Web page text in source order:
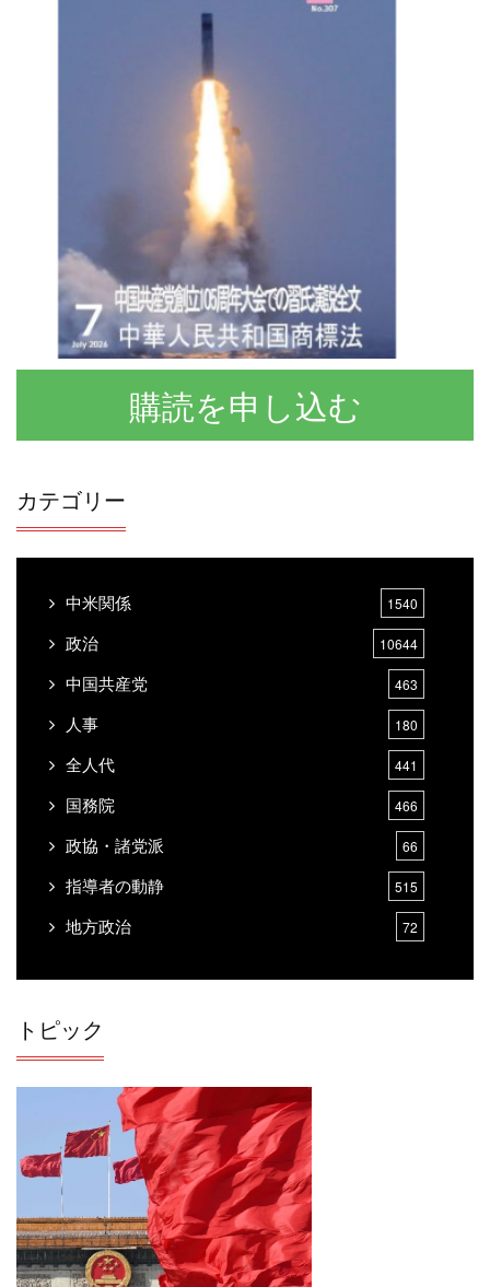
購読を申し込む
カテゴリー
中米関係 1540
政治 10644
中国共産党 463
人事 180
全人代 441
国務院 466
政協・諸党派 66
指導者の動静 515
地方政治 72
チベット
華人・華僑
対日関係
国際・対外関係
軍事・国防関係
経済
トピック